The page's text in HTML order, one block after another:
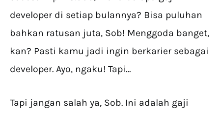
developer di setiap bulannya? Bisa puluhan
bahkan ratusan juta, Sob! Menggoda banget,
kan? Pasti kamu jadi ingin berkarier sebagai
developer. Ayo, ngaku! Tapi…
Tapi jangan salah ya, Sob. Ini adalah gaji